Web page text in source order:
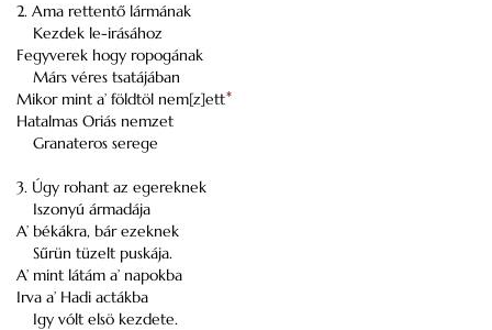
2. Ama rettentő lármának
Kezdek le-irásához
Fegyverek hogy ropogának
Márs véres tsatájában
Mikor mint a’ földtöl nem[z]ett*
Hatalmas Oriás nemzet
Granateros serege
3. Úgy rohant az egereknek
Iszonyú ármadája
A’ békákra, bár ezeknek
Sűrün tüzelt puskája.
A’ mint látám a’ napokba
Irva a’ Hadi actákba
Igy vólt elsö kezdete.